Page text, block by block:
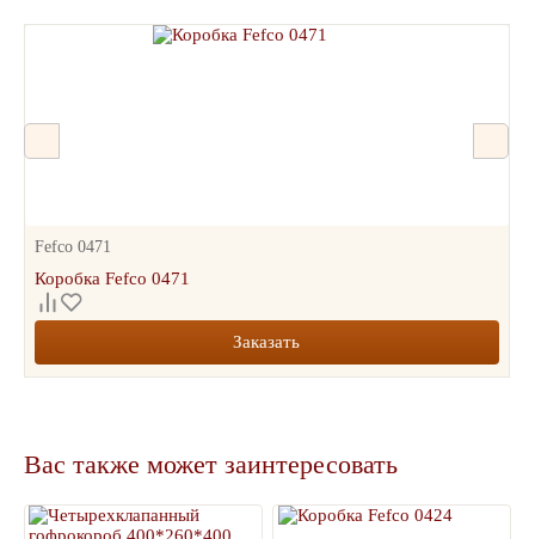
Fefco 0471
Коробка Fefco 0471
Заказать
Вас также может заинтересовать